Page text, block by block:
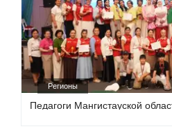
Регионы
Педагоги Мангистауской